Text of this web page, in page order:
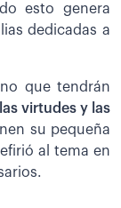
esto genera
dedicadas a
que tendrán
virtudes y las
su pequeña
al tema en